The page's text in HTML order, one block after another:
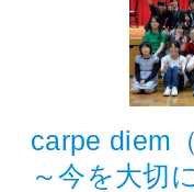
carpe diem
～今を大切